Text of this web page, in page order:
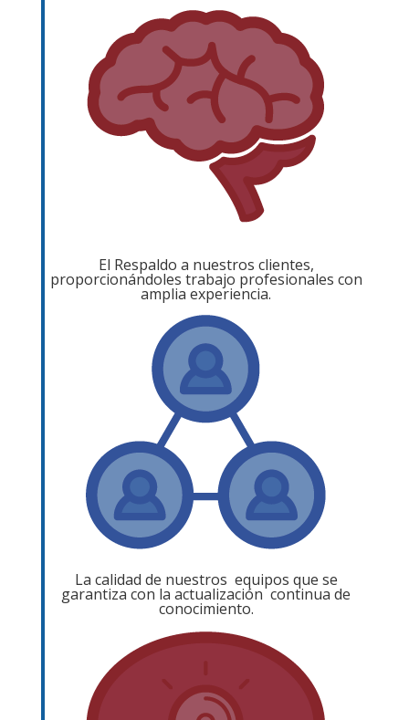
El Respaldo a nuestros clientes,
proporcionándoles trabajo profesionales con
amplia experiencia.
La calidad de nuestros equipos que se
garantiza con la actualización continua de
conocimiento.